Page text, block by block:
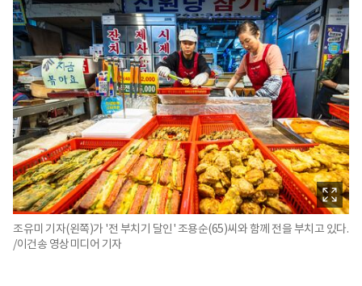
조유미 기자(왼쪽)가 '전 부치기 달인' 조용순(65)씨와 함께 전을 부치고 있다.
/이건송 영상미디어 기자